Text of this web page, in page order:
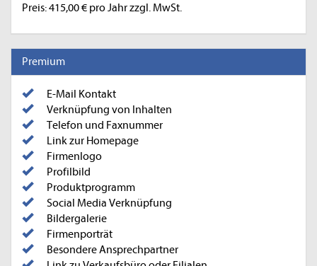
Preis: 415,00 € pro Jahr zzgl. MwSt.
Premium
E-Mail Kontakt
Verknüpfung von Inhalten
Telefon und Faxnummer
Link zur Homepage
Firmenlogo
Profilbild
Produktprogramm
Social Media Verknüpfung
Bildergalerie
Firmenporträt
Besondere Ansprechpartner